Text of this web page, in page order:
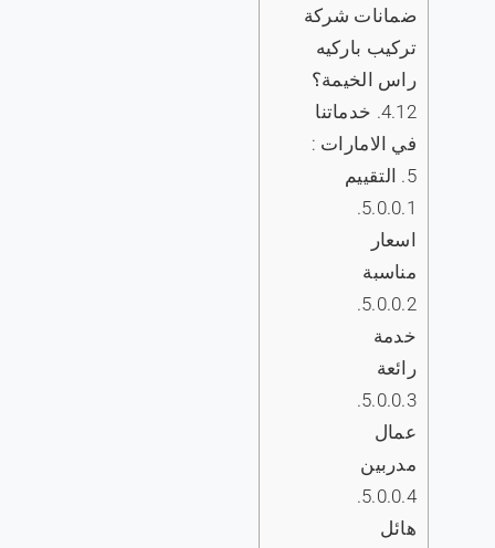
ضمانات شركة
تركيب باركيه
راس الخيمة؟
4.12. خدماتنا
في الامارات :
5.
التقييم
5.0.0.1.
اسعار
مناسبة
5.0.0.2.
خدمة
رائعة
5.0.0.3.
عمال
مدربين
5.0.0.4.
هائل